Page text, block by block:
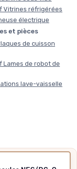
Vitrines réfrigérées
électrique
et pièces
de cuisson
Lames de robot de
lave-vaisselle